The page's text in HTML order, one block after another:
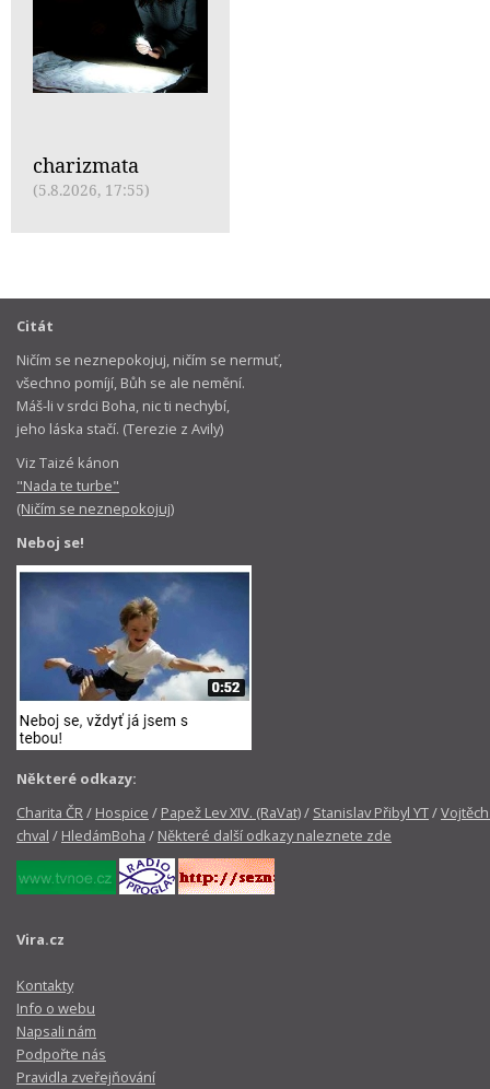
charizmata
(5.8.2026, 17:55)
Citát
Ničím se neznepokojuj, ničím se nermuť,
všechno pomíjí, Bůh se ale nemění.
Máš-li v srdci Boha, nic ti nechybí,
jeho láska stačí. (Terezie z Avily)
Viz Taizé kánon
"Nada te turbe"
(Ničím se neznepokojuj)
Neboj se!
Některé odkazy:
Charita ČR/ Hospice / Papež Lev XIV. (RaVat)/ Stanislav Přibyl YT/
chval / HledámBoha / Některé další odkazy naleznete zde
Vira.cz
Kontakty
Info o webu
Napsali nám
Podpořte nás
Pravidla zveřejňování